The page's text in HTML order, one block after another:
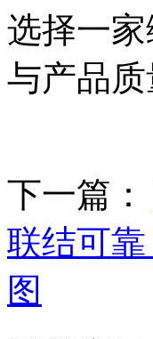
选择一
与产品质
下一篇：
联结可
图